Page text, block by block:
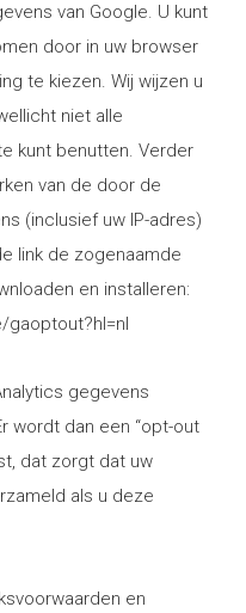
van Google. U kunt
door in uw browser
te kiezen. Wij wijzen u
niet alle
kunt benutten. Verder
van de door de
(inclusief uw IP-adres)
link de zogenaamde
en installeren:
gegevens
wordt dan een “opt-out
dat zorgt dat uw
als u deze
en